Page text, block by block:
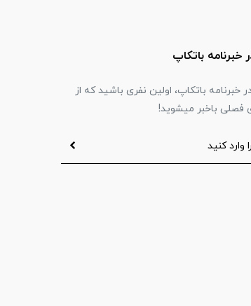
باتکاپ
خبرنامه باتکاپ، اولین نفری باشید که از
باخبر میشوید!